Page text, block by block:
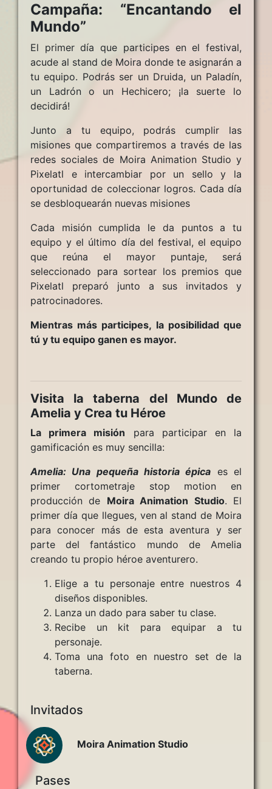
Campaña: “Encantando el
Mundo”
El primer día que participes en el festival,
acude al stand de Moira donde te asignarán a
tu equipo. Podrás ser un Druida, un Paladín,
un Ladrón o un Hechicero; ¡la suerte lo
decidirá!
Junto a tu equipo, podrás cumplir las
misiones que compartiremos a través de las
redes sociales de Moira Animation Studio y
Pixelatl e intercambiar por un sello y la
oportunidad de coleccionar logros. Cada día
se desbloquearán nuevas misiones
Cada misión cumplida le da puntos a tu
equipo y el último día del festival, el equipo
que reúna el mayor puntaje, será
seleccionado para sortear los premios que
Pixelatl preparó junto a sus invitados y
patrocinadores.
Mientras más participes, la posibilidad que
tú y tu equipo ganen es mayor.
Visita la taberna del Mundo de
Amelia y Crea tu Héroe
La primera misión para participar en la
gamificación es muy sencilla:
Amelia: Una pequeña historia épica es el
primer cortometraje stop motion en
producción de Moira Animation Studio. El
primer día que llegues, ven al stand de Moira
para conocer más de esta aventura y ser
parte del fantástico mundo de Amelia
creando tu propio héroe aventurero.
Elige a tu personaje entre nuestros 4
diseños disponibles.
Lanza un dado para saber tu clase.
Recibe un kit para equipar a tu
personaje.
Toma una foto en nuestro set de la
taberna.
Invitados
Moira Animation Studio
Pases